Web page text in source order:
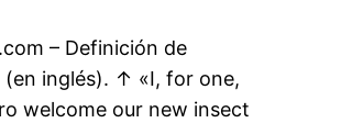
– Definición de
(en inglés). ↑ «I, for one,
welcome our new insect